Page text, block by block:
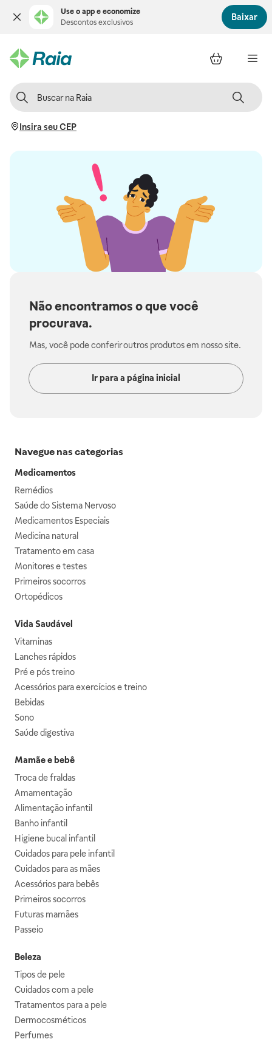
Use o app e economize
Descontos exclusivos
Baixar
Insira seu CEP
Não encontramos o que você
procurava.
Mas, você pode conferir outros produtos em nosso site.
Ir para a página inicial
Navegue nas categorias
Medicamentos
Remédios
Saúde do Sistema Nervoso
Medicamentos Especiais
Medicina natural
Tratamento em casa
Monitores e testes
Primeiros socorros
Ortopédicos
Vida Saudável
Vitaminas
Lanches rápidos
Pré e pós treino
Acessórios para exercícios e treino
Bebidas
Sono
Saúde digestiva
Mamãe e bebê
Troca de fraldas
Amamentação
Alimentação infantil
Banho infantil
Higiene bucal infantil
Cuidados para pele infantil
Cuidados para as mães
Acessórios para bebês
Primeiros socorros
Futuras mamães
Passeio
Beleza
Tipos de pele
Cuidados com a pele
Tratamentos para a pele
Dermocosméticos
Perfumes